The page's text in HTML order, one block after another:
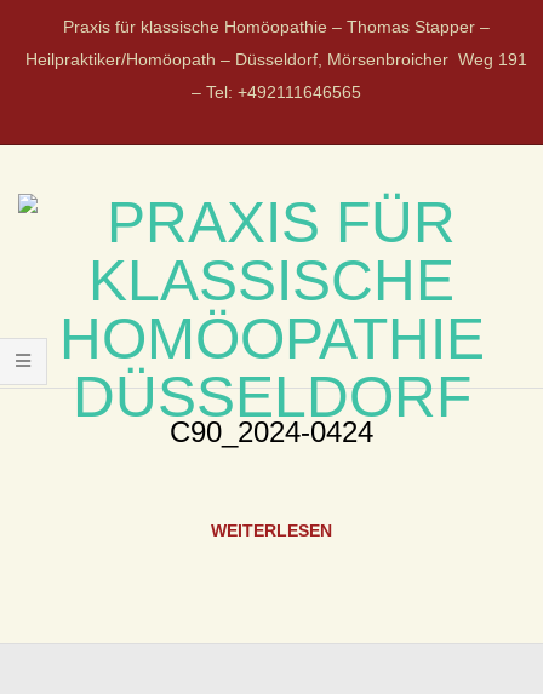
Praxis für klassische Homöopathie – Thomas Stapper –
Heilpraktiker/Homöopath – Düsseldorf, Mörsenbroicher Weg 191
– Tel: +492111646565
P
C90_2024-0424
WEITERLESEN